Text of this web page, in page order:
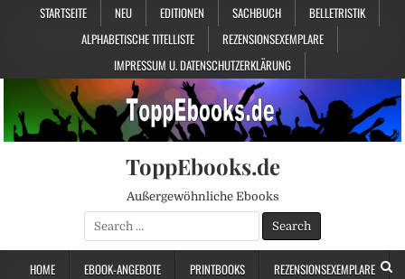
STARTSEITE NEU EDITIONEN SACHBUCH
BELLETRISTIK
ALPHABETISCHE TITELLISTE
REZENSIONSEXEMPLARE
IMPRESSUM U. DATENSCHUTZERKLÄRUNG
ToppEbooks.de
Außergewöhnliche Ebooks
Search
for:
HOME EBOOK-ANGEBOTE PRINTBOOKS REZENSIONSEXEMPLARE